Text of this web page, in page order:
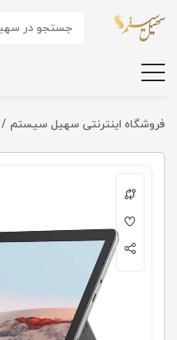
فروشگاه اینترنتی سهیل سیستم